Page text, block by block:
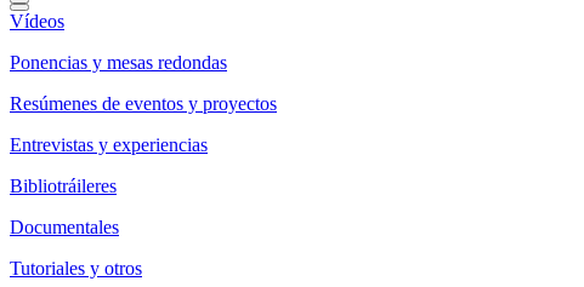
Vídeos
Ponencias y mesas redondas
Resúmenes de eventos y proyectos
Entrevistas y experiencias
Bibliotráileres
Documentales
Tutoriales y otros